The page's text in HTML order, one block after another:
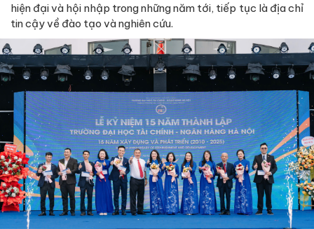
hiện đại và hội nhập trong những năm tới, tiếp tục là địa chỉ
tin cậy về đào tạo và nghiên cứu.